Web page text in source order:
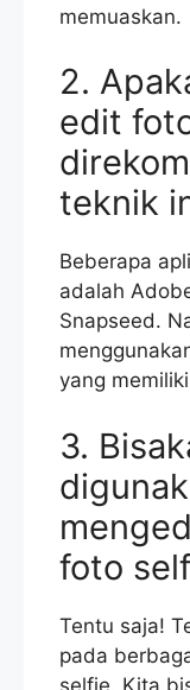
memuaskan.
2.
edit
teknik
Beberapa
adalah
Snapseed.
yang
3.
foto
Tentu saja!
pada
selfie. Kita